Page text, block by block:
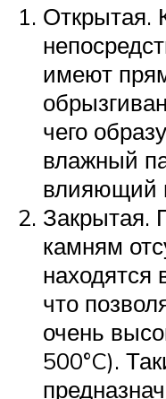
Открытая.
имеют
чего
влажный
влияющий
Закрытая.
камням
находятся
что
очень
500°C).